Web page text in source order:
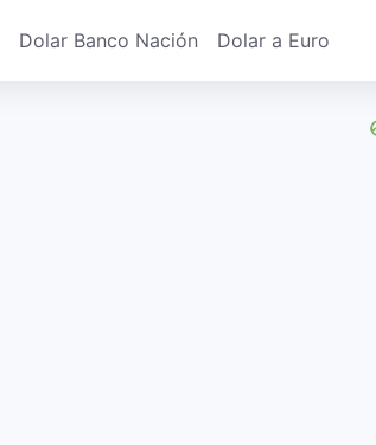
Dolar Banco Nación Dolar a Euro